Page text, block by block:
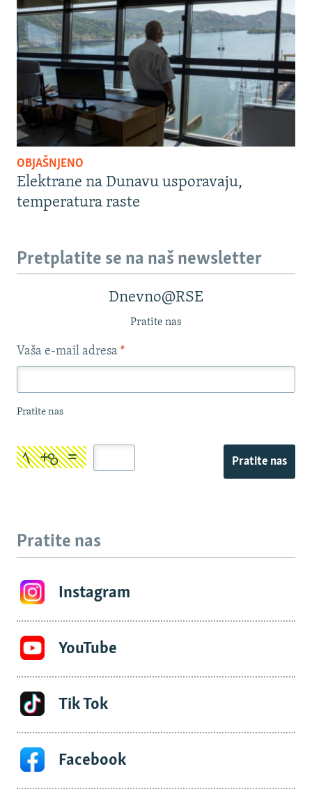
OBJAŠNJENO
Elektrane na Dunavu usporavaju,
temperatura raste
Pretplatite se na naš newsletter
Dnevno@RSE
Pratite nas
Vaša e-mail adresa *
Pratite nas
Pratite nas
Pratite nas
Instagram
YouTube
Tik Tok
Facebook